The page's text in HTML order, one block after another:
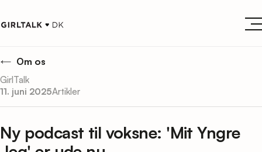
Om os
GirlTalk
11. juni 2025Artikler
Ny podcast til voksne: 'Mit Yngre